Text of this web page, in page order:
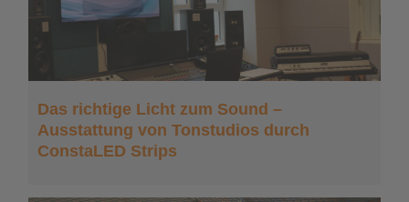
Das richtige Licht zum Sound –
Ausstattung von Tonstudios durch
ConstaLED Strips